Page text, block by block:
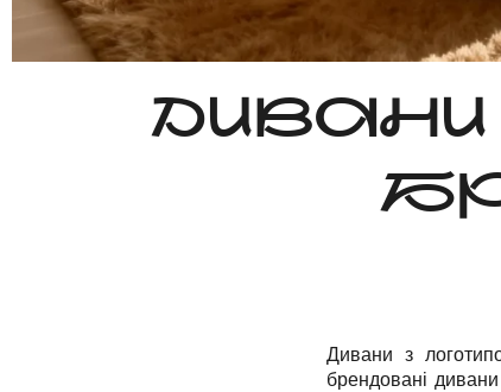
ДИВАНИ
Дивани з
брендовані